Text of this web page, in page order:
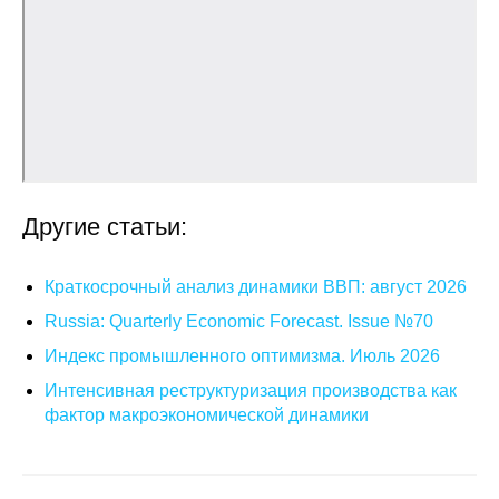
Другие статьи:
Краткосрочный анализ динамики ВВП: август 2026
Russia: Quarterly Economic Forecast. Issue №70
Индекс промышленного оптимизма. Июль 2026
Интенсивная реструктуризация производства как
фактор макроэкономической динамики